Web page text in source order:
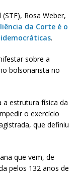
Rosa Weber,
da Corte é o
.
sobre a
bolsonarista no
a estrutura física da
o exercício
que definiu
que vem, de
pelos 132 anos de